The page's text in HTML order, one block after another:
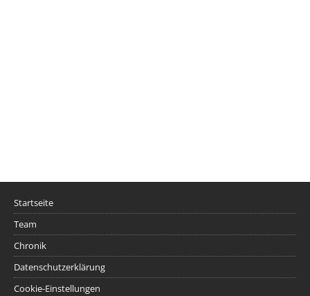
Startseite
Team
Chronik
Datenschutzerklärung
Cookie-Einstellungen